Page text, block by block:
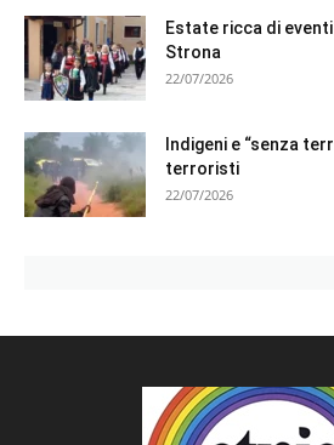
Estate ricca di
Strona
22/07/2026
Indigeni e “senza
terroristi
22/07/2026